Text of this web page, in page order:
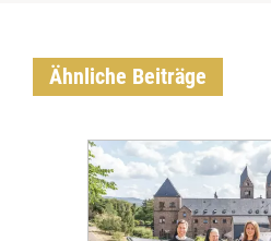
Ähnliche Beiträge